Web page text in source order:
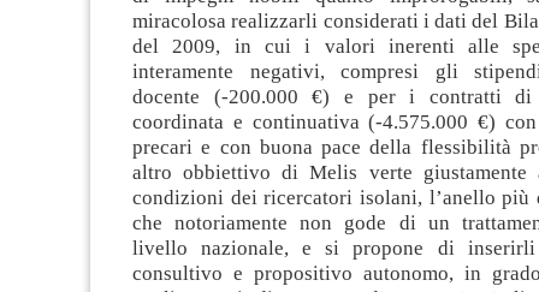
miracolosa realizzarli considerati i dati del
del 2009, in cui i valori inerenti alle
interamente negativi, compresi gli
docente (-200.000 €) e per i contratti di
coordinata e continuativa (-4.575.000 €)
precari e con buona pace della flessibilità
altro obbiettivo di Melis verte giustamente
condizioni dei ricercatori isolani, l’anello più
che notoriamente non gode di un
livello nazionale, e si propone di
consultivo e propositivo autonomo, in